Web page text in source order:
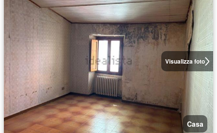
Visualizza foto
Casa